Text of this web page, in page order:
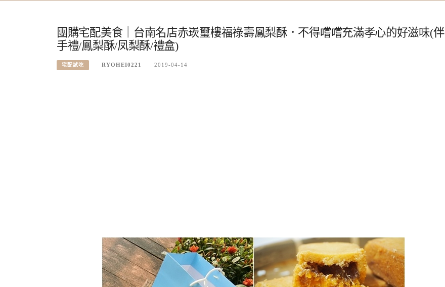
團購宅配美食｜台南名店赤崁璽樓福祿壽鳳梨酥．不得嚐嚐充滿孝心的好滋味(伴
手禮/鳳梨酥/凤梨酥/禮盒)
宅配試吃 RYOHEI0221 2019-04-14